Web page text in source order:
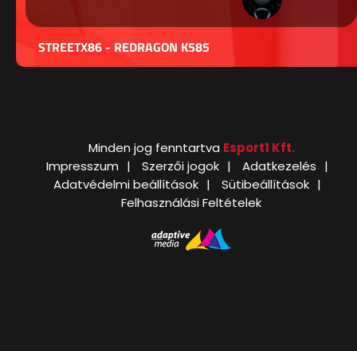
STREETX86 - REDRAGON K585
Minden jog fenntartva Esport1 Kft.
Impresszum
Szerzői jogok
Adatkezelés
Adatvédelmi beállítások
Sütibeállítások
Felhasználási Feltételek